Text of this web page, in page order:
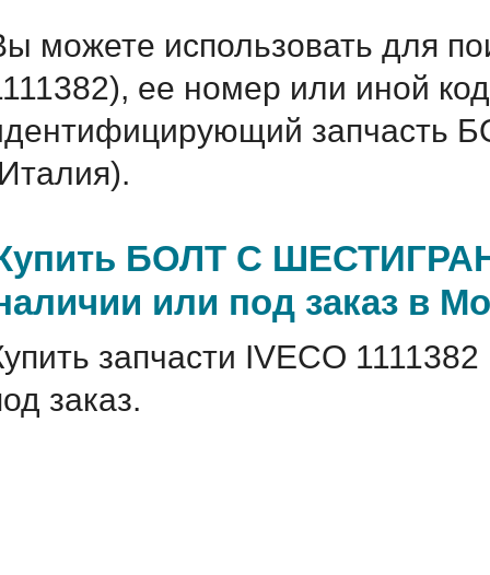
можете использовать для
ее номер или иной
БОЛТ С
или под заказ в
запчасти IVECO
заказ.